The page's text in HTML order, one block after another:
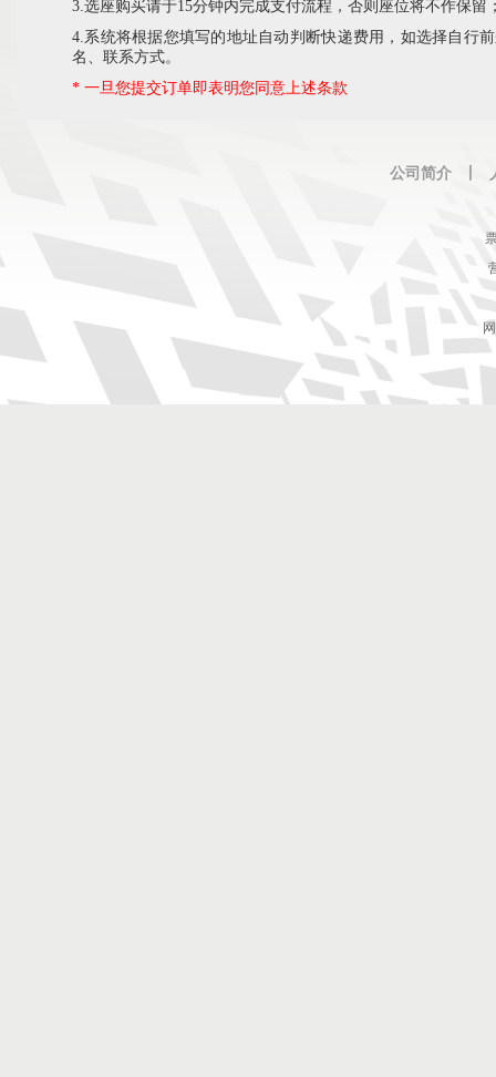
3.选座购买请于15分钟内完成支付流程，否则座位将不作保留
4.系统将根据您填写的地址自动判断快递费用，如选择自行
名、联系方式。
* 一旦您提交订单即表明您同意上述条款
公司简介